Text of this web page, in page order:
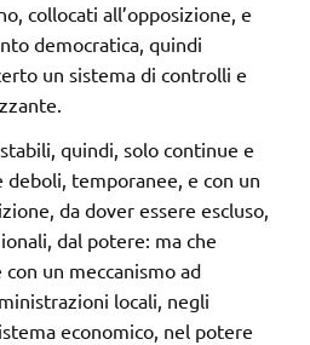
collocati all’opposizione, e
democratica, quindi
un sistema di controlli e
quindi, solo continue e
deboli, temporanee, e con un
da dover essere escluso,
dal potere: ma che
un meccanismo ad
locali, negli
economico, nel potere